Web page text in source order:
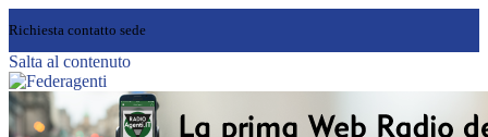
Richiesta contatto sede
Salta al contenuto